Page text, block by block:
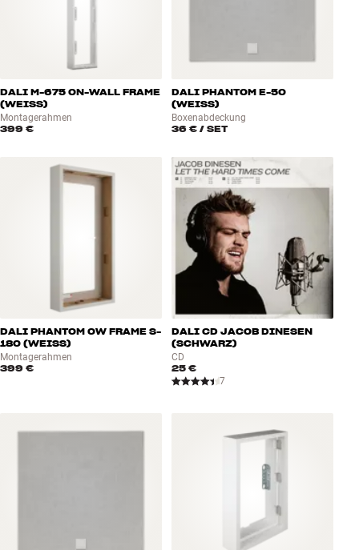
DALI M-675 ON-WALL FRAME
(WEISS)
Montagerahmen
399 €
DALI PHANTOM E-50
(WEISS)
Boxenabdeckung
36 € / SET
DALI PHANTOM OW FRAME S-
180 (WEISS)
Montagerahmen
399 €
DALI CD JACOB DINESEN
(SCHWARZ)
CD
25 €
7